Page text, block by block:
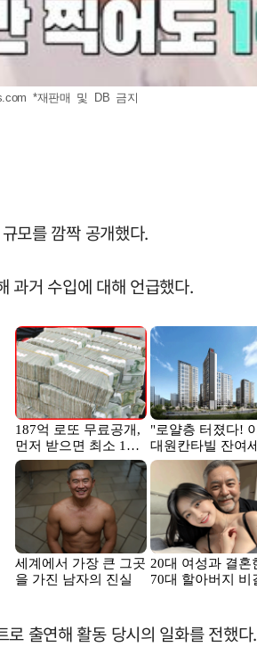
*재판매 및 DB 금지
모를 깜짝 공개했다.
과거 수입에 대해 언급했다.
출연해 활동 당시의 일화를 전했다.